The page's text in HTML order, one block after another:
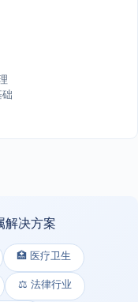
解决方案
🏥 医疗卫生
⚖️ 法律行业